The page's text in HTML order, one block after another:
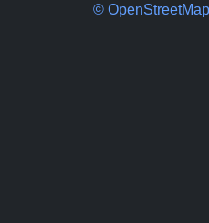
© OpenStreetMap